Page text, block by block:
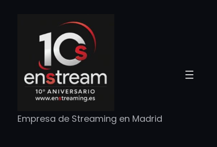
contenido
Empresa de Streaming en Madrid